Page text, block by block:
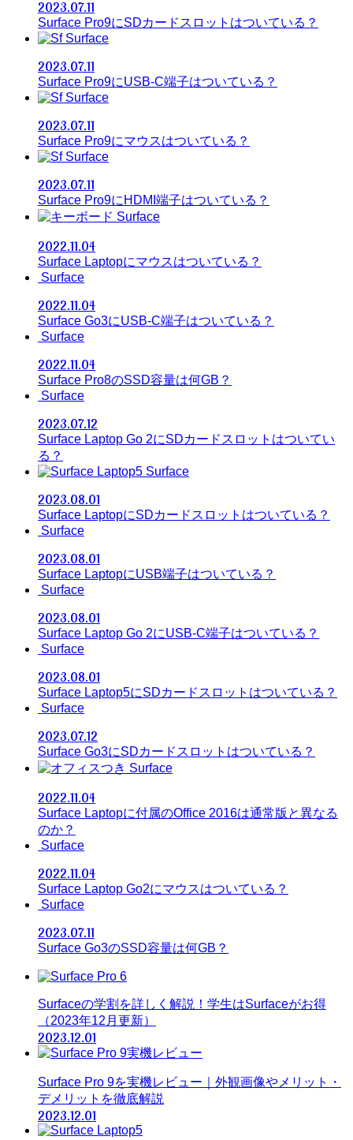
2023.07.11
Surface Pro9にSDカードスロットはついている？
Surface
2023.07.11
Surface Pro9にUSB-C端子はついている？
Surface
2023.07.11
Surface Pro9にマウスはついている？
Surface
2023.07.11
Surface Pro9にHDMI端子はついている？
Surface
2022.11.04
Surface Laptopにマウスはついている？
Surface
2022.11.04
Surface Go3にUSB-C端子はついている？
Surface
2022.11.04
Surface Pro8のSSD容量は何GB？
Surface
2023.07.12
Surface Laptop Go 2にSDカードスロットはついてい
る？
Surface
2023.08.01
Surface LaptopにSDカードスロットはついている？
Surface
2023.08.01
Surface LaptopにUSB端子はついている？
Surface
2023.08.01
Surface Laptop Go 2にUSB-C端子はついている？
Surface
2023.08.01
Surface Laptop5にSDカードスロットはついている？
Surface
2023.07.12
Surface Go3にSDカードスロットはついている？
Surface
2022.11.04
Surface Laptopに付属のOffice 2016は通常版と異なる
のか？
Surface
2022.11.04
Surface Laptop Go2にマウスはついている？
Surface
2023.07.11
Surface Go3のSSD容量は何GB？
Surfaceの学割を詳しく解説！学生はSurfaceがお得
（2023年12月更新）
2023.12.01
Surface Pro 9を実機レビュー｜外観画像やメリット・
デメリットを徹底解説
2023.12.01